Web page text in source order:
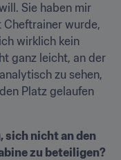
Sie haben mir
Cheftrainer wurde,
wirklich kein
ganz leicht, an der
zu sehen,
Platz gelaufen
sich nicht an den
zu beteiligen?